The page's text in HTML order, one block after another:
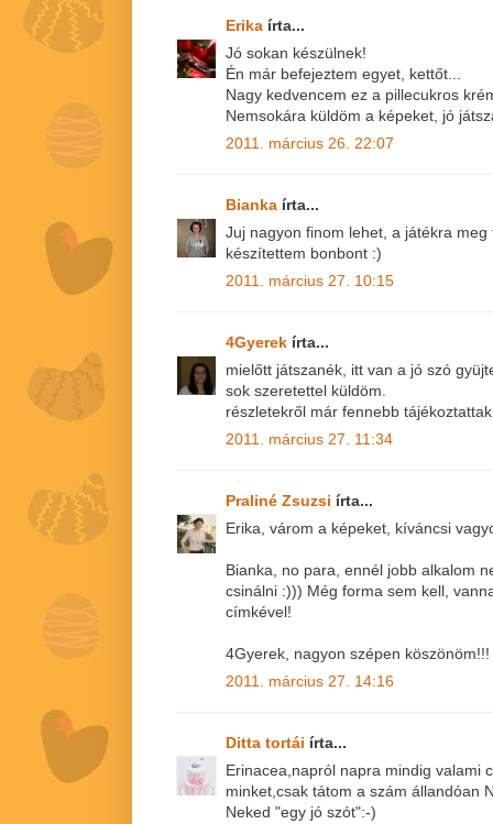
Erika írta...
Jó sokan készülnek!
Én már befejeztem egyet, kettőt...
Nagy kedvencem ez a pillecukros
Nemsokára küldöm a képeket, jó
2011. március 26. 22:07
Bianka írta...
Juj nagyon finom lehet, a játékra
készítettem bonbont :)
2011. március 27. 10:15
4Gyerek írta...
mielőtt játszanék, itt van a jó szó
sok szeretettel küldöm.
részletekről már fennebb
2011. március 27. 11:34
Praliné Zsuzsi írta...
Erika, várom a képeket, kíváncsi
Bianka, no para, ennél jobb alkalom
csinálni :))) Még forma sem kell,
címkével!
4Gyerek, nagyon szépen köszönöm!!!
2011. március 27. 14:16
Ditta tortái írta...
Erinacea,napról napra mindig valami
minket,csak tátom a szám állandóan
Neked "egy jó szót":-)